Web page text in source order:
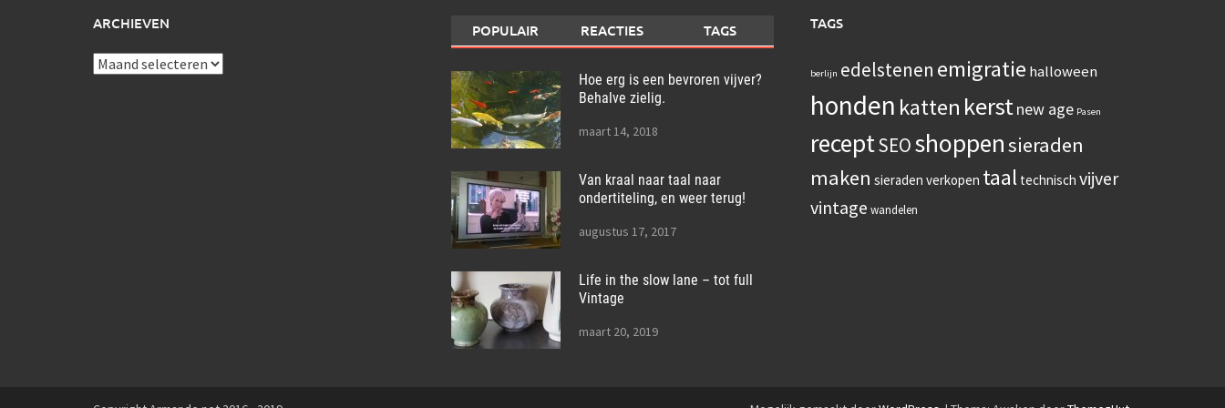
ARCHIEVEN
Archieven
POPULAIR REACTIES TAGS
Hoe erg is een bevroren vijver?
Behalve zielig.
maart 14, 2018
Van kraal naar taal naar
ondertiteling, en weer terug!
augustus 17, 2017
Life in the slow lane – tot full
Vintage
maart 20, 2019
TAGS
berlijn edelstenen emigratie halloween
honden katten kerstnew age Pasen
receptSEOshoppensieraden
maken sieraden verkopen taal technisch vijver
vintage wandelen